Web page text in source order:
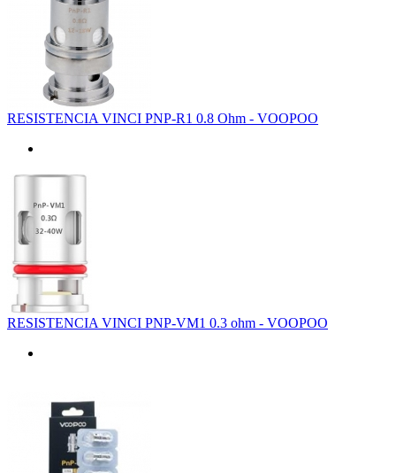
RESISTENCIA VINCI PNP-R1 0.8 Ohm - VOOPOO
RESISTENCIA VINCI PNP-VM1 0.3 ohm - VOOPOO